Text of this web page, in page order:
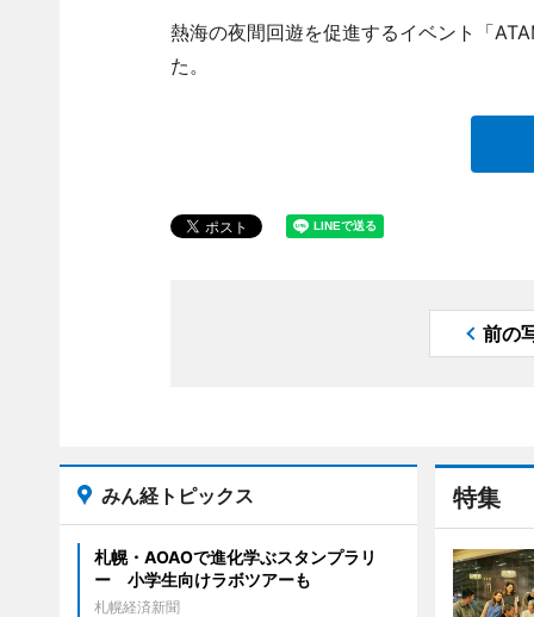
熱海の夜間回遊を促進するイベント「
た。
前の
特集
みん経トピックス
札幌・AOAOで進化学ぶスタンプラリ
ー 小学生向けラボツアーも
札幌経済新聞